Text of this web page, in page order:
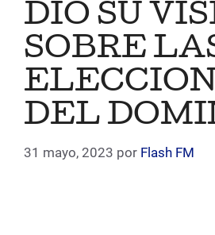
DIÓ SU
SOBRE
DEL
31 mayo, 2023 por Flash FM